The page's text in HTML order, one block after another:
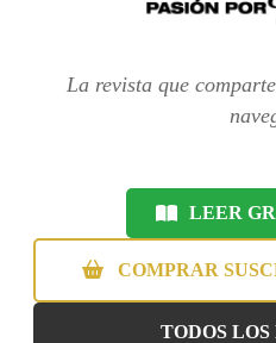
La revista que
LEER
COMPRAR
TODOS